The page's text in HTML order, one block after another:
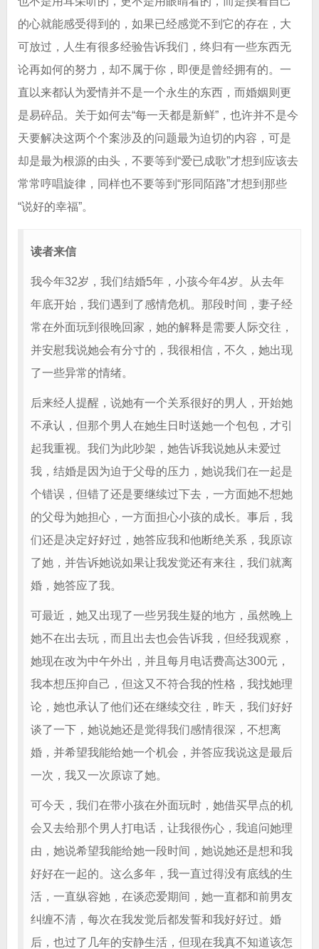
的心就能感受得到的，如果已经感觉不到它的存在，大
可放过，人生有很多经验告诉我们，终归有一些东西无
论再如何的努力，却不属于你，即便是曾经拥有的。一
直以来都认为爱情并不是一个永生的东西，而婚姻则更
是易碎品。关于如何去“每一天都是新鲜”，也许并不是今
天要解决这两个个案涉及的问题最为迫切的内容，可是
却是最为根源的由头，不要等到“爱已成歌”才想到应该去
常常哼唱旋律，同样也不要等到“形同陌路”才想到那些
“说好的幸福”。
读者来信
我今年32岁，我们结婚5年，小孩今年4岁。从去年
年底开始，我们遇到了感情危机。那段时间，妻子经
常在外面玩到很晚回家，她的解释是需要人际交往，
并安慰我说她会有分寸的，我很相信，不久，她出现
了一些异常的情绪。
后来经人提醒，说她有一个关系很好的男人，开始她
不承认，但那个男人在她生日时送她一个包包，才引
起我重视。我们为此吵架，她告诉我说她从未爱过
我，结婚是因为迫于父母的压力，她说我们在一起是
个错误，但错了还是要继续过下去，一方面她不想她
的父母为她担心，一方面担心小孩的成长。事后，我
们还是决定好好过，她答应我和他断绝关系，我原谅
了她，并告诉她说如果让我发觉还有来往，我们就离
婚，她答应了我。
可最近，她又出现了一些另我生疑的地方，虽然晚上
她不在出去玩，而且出去也会告诉我，但经我观察，
她现在改为中午外出，并且每月电话费高达300元，
我本想压抑自己，但这又不符合我的性格，我找她理
论，她也承认了他们还在继续交往，昨天，我们好好
谈了一下，她说她还是觉得我们感情很深，不想离
婚，并希望我能给她一个机会，并答应我说这是最后
一次，我又一次原谅了她。
可今天，我们在带小孩在外面玩时，她借买早点的机
会又去给那个男人打电话，让我很伤心，我追问她理
由，她说希望我能给她一段时间，她说她还是想和我
好好在一起的。这么多年，我一直过得没有底线的生
活，一直纵容她，在谈恋爱期间，她一直都和前男友
纠缠不清，每次在我发觉后都发誓和我好好过。婚
后，也过了几年的安静生活，但现在我真不知道该怎